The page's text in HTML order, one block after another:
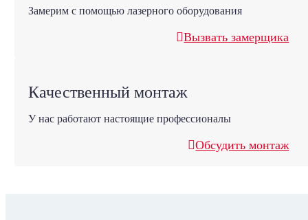
Замерим с помощью лазерного оборудования
Вызвать замерщика
Качественный монтаж
У нас работают настоящие профессионалы
Обсудить монтаж